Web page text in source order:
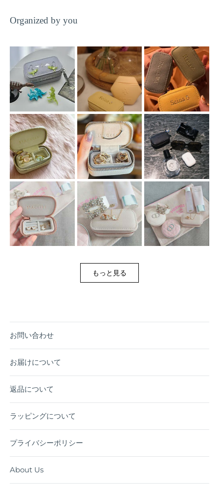
ア
ア
Organized by you
もっと見る
お問い合わせ
お届けについて
返品について
ラッピングについて
プライバシーポリシー
About Us